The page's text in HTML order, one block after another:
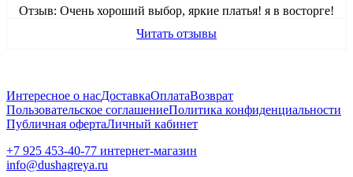
Отзыв: Очень хороший выбор, яркие платья! я в восторге!
Читать отзывы
Интересное о насДоставкаОплатаВозврат
Пользовательское соглашениеПолитика конфиденциальности
Публичная офертаЛичный кабинет
+7 925 453-40-77 интернет-магазин
info@dushagreya.ru